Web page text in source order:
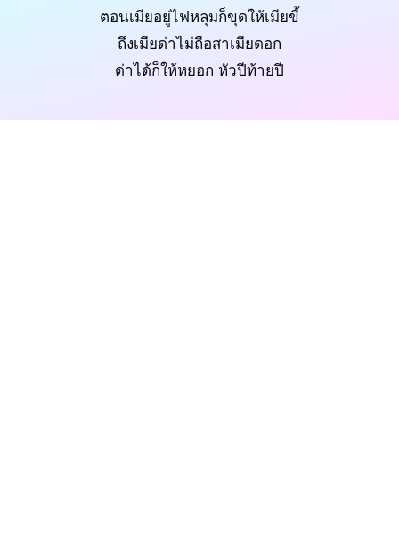
ตอนเมียอยู่ไฟหลุมก็ขุดให้เมียขี้
ถึงเมียด่าไม่ถือสาเมียดอก
ด่าได้ก็ให้หยอก หัวปีท้ายปี